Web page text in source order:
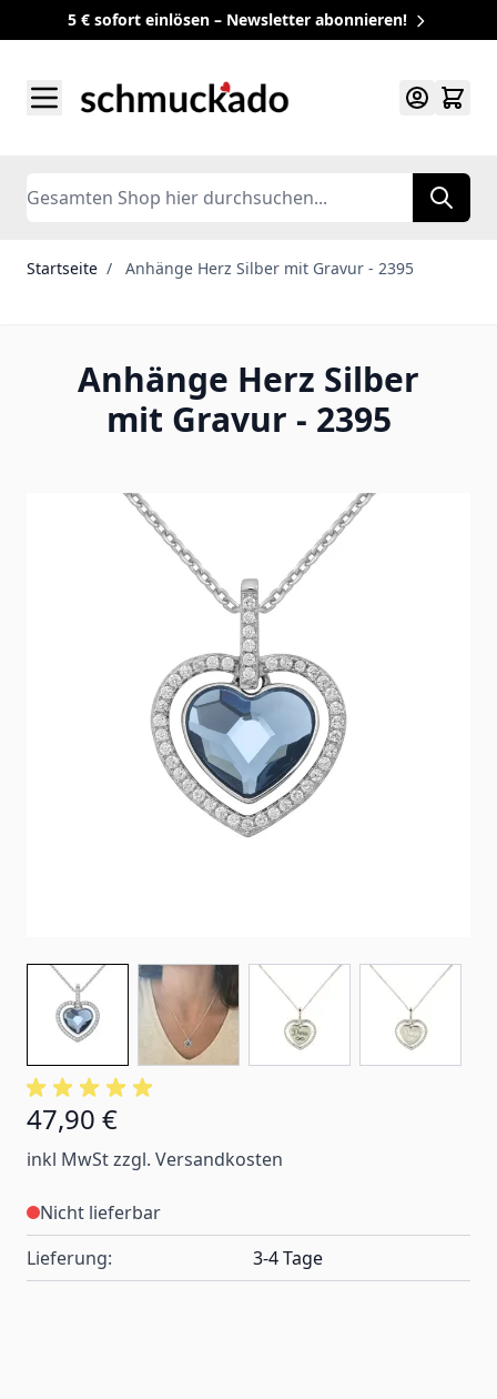
5 € sofort einlösen – Newsletter abonnieren!
Search
Startseite / Anhänge Herz Silber mit Gravur - 2395
Anhänge Herz Silber
mit Gravur - 2395
47,90 €
inkl MwSt zzgl. Versandkosten
Nicht lieferbar
Lieferung:
3-4 Tage